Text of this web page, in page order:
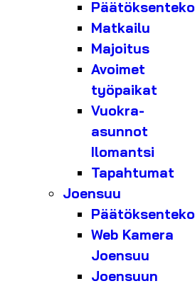
Päätöksenteko
Matkailu
Majoitus
Avoimet
työpaikat
Vuokra-
asunnot
Ilomantsi
Tapahtumat
Joensuu
Päätöksenteko
Web Kamera
Joensuu
Joensuun